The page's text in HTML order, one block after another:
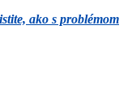
ako s problémom